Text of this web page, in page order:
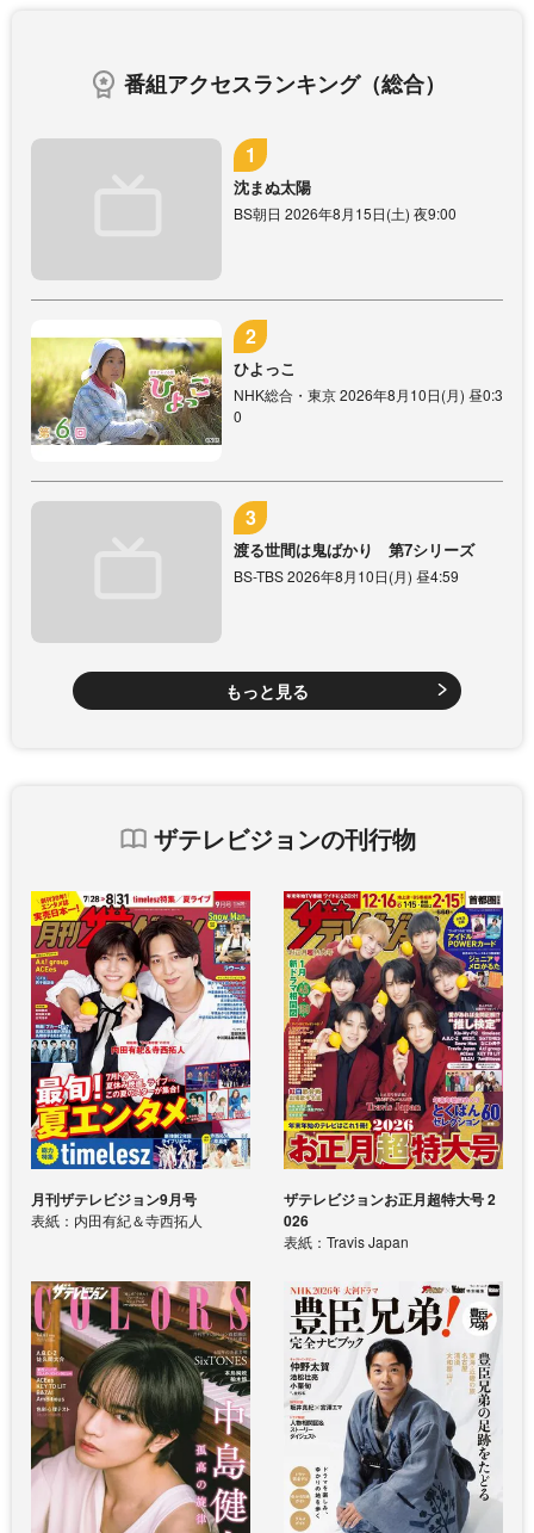
番組アクセスランキング（総合）
沈まぬ太陽
BS朝日 2026年8月15日(土) 夜9:00
ひよっこ
NHK総合・東京 2026年8月10日(月) 昼0:3
0
渡る世間は鬼ばかり 第7シリーズ
BS-TBS 2026年8月10日(月) 昼4:59
もっと見る
ザテレビジョンの刊行物
月刊ザテレビジョン9月号
表紙：内田有紀＆寺西拓人
ザテレビジョンお正月超特大号 2
026
表紙：Travis Japan